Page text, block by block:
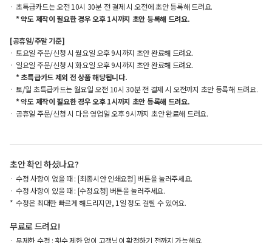
초특급카드는 오전 10시 30분 전 결제 시 오전에 초안 등록해 드려요.
* 약도 제작이 필요한 경우 오후 1시까지 초안 등록해 드려요.
[공휴일/주말 기준]
토요일 주문/신청 시 월요일 오후 9시까지 초안 완료해 드려요.
일요일 주문/신청 시 화요일 오후 9시까지 초안 완료해 드려요.
* 초특급카드 제외 전 상품 해당됩니다.
토/일 초특급카드는 월요일 오전 10시 30분 전 결제 시 오전까지 초안 등록해 드려요.
* 약도 제작이 필요한 경우 오후 1시까지 초안 등록해 드려요.
공휴일 주문/신청 시 다음 영업일 오후 9시까지 초안 완료해 드려요.
초안 확인 하셨나요?
수정 사항이 없을 때 : [최종시안 인쇄요청] 버튼을 눌러주세요.
수정 사항이 있을 때 : [수정요청] 버튼을 눌러주세요.
수정은 최대한 빠르게 해드리지만, 1일 정도 걸릴 수 있어요.
무료로 드려요!
무제한 수정 : 횟수 제한 없이 고객님이 확정하기 전까지 가능해요.